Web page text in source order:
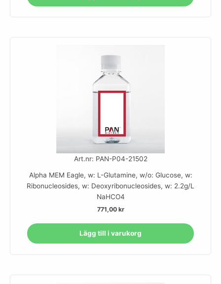
Art.nr: PAN-P04-21502
Alpha MEM Eagle, w: L-Glutamine, w/o: Glucose, w:
Ribonucleosides, w: Deoxyribonucleosides, w: 2.2g/L
NaHCO4
771,00 kr
Lägg till i varukorg